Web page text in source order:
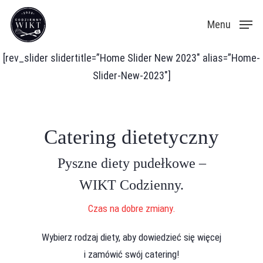
Skip
main
content
Menu
[rev_slider slidertitle=”Home Slider New 2023″ alias=”Home-
Slider-New-2023″]
Catering dietetyczny
Pyszne diety pudełkowe –
WIKT Codzienny.
Czas na dobre zmiany.
Wybierz rodzaj diety, aby dowiedzieć się więcej
i zamówić swój catering!